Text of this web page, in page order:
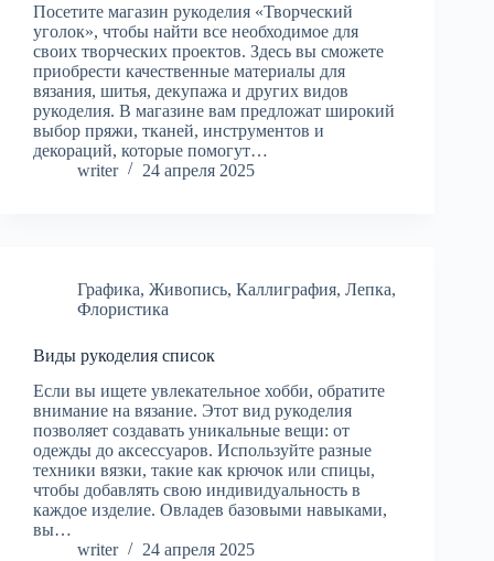
Посетите магазин рукоделия «Творческий
уголок», чтобы найти все необходимое для
своих творческих проектов. Здесь вы сможете
приобрести качественные материалы для
вязания, шитья, декупажа и других видов
рукоделия. В магазине вам предложат широкий
выбор пряжи, тканей, инструментов и
декораций, которые помогут…
writer
24 апреля 2025
Графика, Живопись, Каллиграфия, Лепка,
Флористика
Виды рукоделия список
Если вы ищете увлекательное хобби, обратите
внимание на вязание. Этот вид рукоделия
позволяет создавать уникальные вещи: от
одежды до аксессуаров. Используйте разные
техники вязки, такие как крючок или спицы,
чтобы добавлять свою индивидуальность в
каждое изделие. Овладев базовыми навыками,
вы…
writer
24 апреля 2025